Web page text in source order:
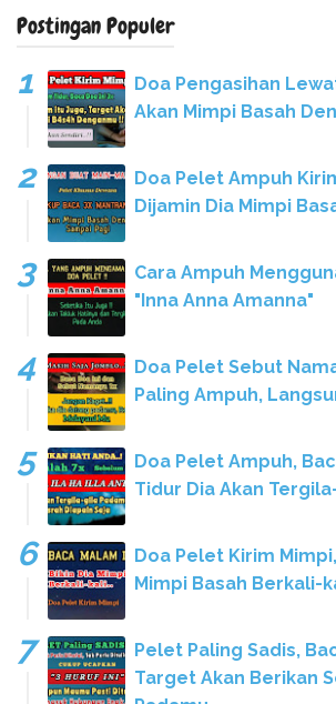
Postingan Populer
Doa Pengasihan
Akan Mimpi Basah
Doa Pelet Ampuh
Dijamin Dia Mimpi
Cara Ampuh
"Inna Anna Amanna"
Doa Pelet Sebut
Paling Ampuh,
Doa Pelet Ampuh,
Tidur Dia Akan
Doa Pelet Kirim
Mimpi Basah Berkali-
Pelet Paling Sadis,
Target Akan Berikan